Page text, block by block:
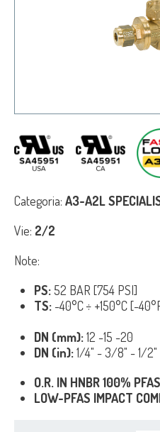
Categoria: A3-A2L
Vie: 2/2
Note:
PS: 52 BAR [754 PSI]
TS: -40°C ÷ +150°C [-
DN (mm):12 -15 -20
DN (in):1/4" - 3/8" - 1/2"
O.R. IN HNBR 100%
LOW-PFAS IMPACT